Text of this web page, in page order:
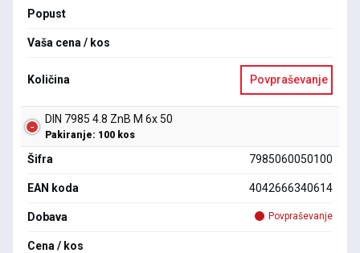
Popust
Vaša cena / kos
Količina Povpraševanje
DIN 7985 4.8 ZnB M 6x 50
Pakiranje: 100 kos
Šifra 7985060050100
EAN koda 4042666340614
Dobava Povpraševanje
Cena / kos